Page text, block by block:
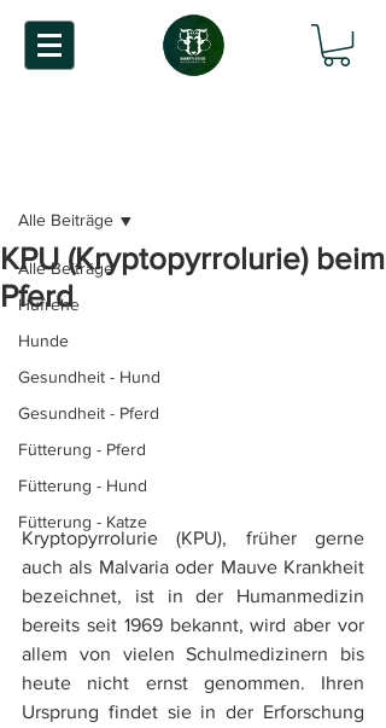
Alle Beiträge
Hufrehe
Hunde
Gesundheit - Hund
Gesundheit - Pferd
Fütterung - Pferd
Fütterung - Hund
Fütterung - Katze
Alle Beiträge
KPU (Kryptopyrrolurie) beim
Pferd
Kryptopyrrolurie (KPU), früher gerne
auch als Malvaria oder Mauve Krankheit
bezeichnet, ist in der Humanmedizin
bereits seit 1969 bekannt, wird aber vor
allem von vielen Schulmedizinern bis
heute nicht ernst genommen. Ihren
Ursprung findet sie in der Erforschung